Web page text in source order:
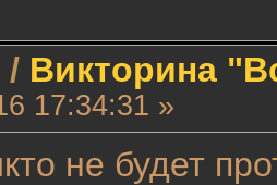
/ Викторина
17:34:31 »
не будет